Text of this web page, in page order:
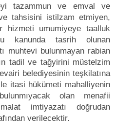
tazammun ve emval ve
tahsisini istilzam etmiyen,
hizmeti umumiyeye taalluk
kanunda tasrih olunan
muhtevi bulunmayan rabian
tadil ve tağyirini müstelzim
belediyesinin teşkilatına
itasi hükümeti mahalliyenin
olan menafii
imtiyazatı doğrudan
verilecektir.